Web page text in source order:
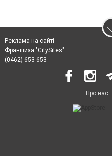
Реклама на сайті
Франшиза "CitySites"
(0462) 653-653
Про нас